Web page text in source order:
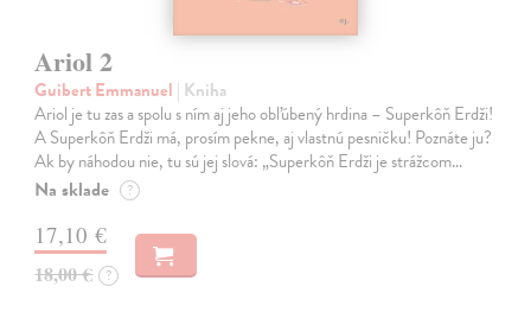
Ariol 2
Guibert Emmanuel | Kniha
Ariol je tu zas a spolu s ním aj jeho obľúbený hrdina – Superkôň Erdži!
A Superkôň Erdži má, prosím pekne, aj vlastnú pesničku! Poznáte ju?
Ak by náhodou nie, tu sú jej slová: „Superkôň Erdži je strážcom…
Na sklade ?
17,10 €
18,00 € ?